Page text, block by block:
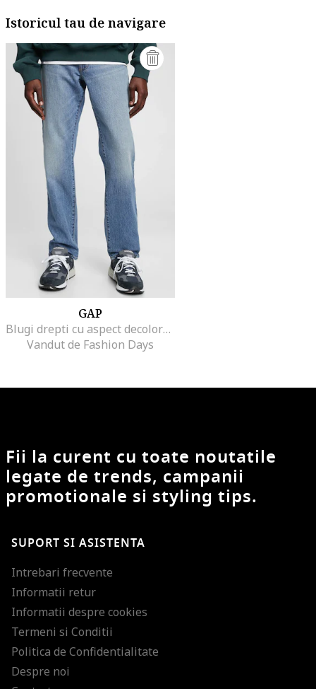
Istoricul tau de navigare
GAP
Blugi drepti cu aspect decolorat, Albastru
Vandut de Fashion Days
Fii la curent cu toate noutatile
legate de trends, campanii
promotionale si styling tips.
SUPORT SI ASISTENTA
Intrebari frecvente
Informatii retur
Informatii despre cookies
Termeni si Conditii
Politica de Confidentialitate
Despre noi